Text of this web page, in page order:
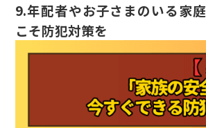
9.年配者やお子さまのいる家庭
こそ防犯対策を